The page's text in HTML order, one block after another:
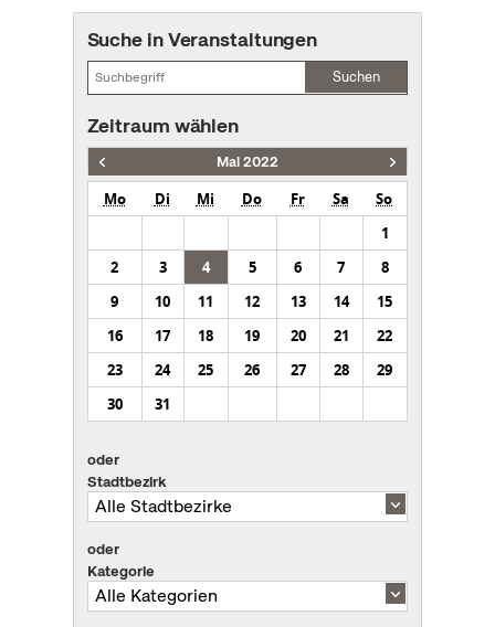
Suche in Veranstaltungen
Suchen
Zeitraum wählen
Mai 2022
Mo Di Mi Do Fr Sa
So
1
2
3 4 5 6 7
8
9
10 11 12 13 14
15
16
17 18 19 20 21
22
23
24 25 26 27 28
29
30
31
oder
Stadtbezirk
oder
Kategorie